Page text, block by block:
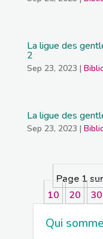
La ligue des
2
Sep 23, 2023 |
La ligue des
Sep 23, 2023 |
Page 1
10
20 30
Qui